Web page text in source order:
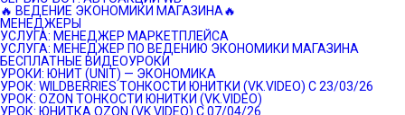
🔥 ВЕДЕНИЕ ЭКОНОМИКИ МАГАЗИНА🔥
МЕНЕДЖЕРЫ
УСЛУГА: МЕНЕДЖЕР МАРКЕТПЛЕЙСА
УСЛУГА: МЕНЕДЖЕР ПО ВЕДЕНИЮ ЭКОНОМИКИ МАГАЗИНА
БЕСПЛАТНЫЕ ВИДЕОУРОКИ
УРОКИ: ЮНИТ (UNIT) — ЭКОНОМИКА
УРОК: WILDBERRIES ТОНКОСТИ ЮНИТКИ (VK.VIDEO) C 23/03/26
УРОК: OZON ТОНКОСТИ ЮНИТКИ (VK.VIDEO)
УРОК: ЮНИТКА OZON (VK.VIDEO) C 07/04/26